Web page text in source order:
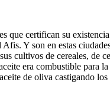
certifican su
Y son en estas
cultivos de cereales,
era combustible para
de oliva castigando los